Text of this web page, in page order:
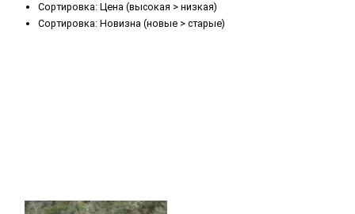
Сортировка: Цена (высокая > низкая)
Сортировка: Новизна (новые > старые)